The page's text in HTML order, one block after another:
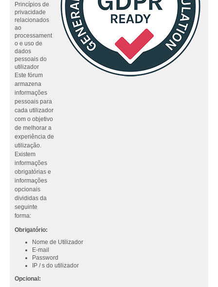
Princípios de
privacidade
relacionados
ao
processament
o e uso de
dados
pessoais do
utilizador
Este fórum
armazena
informações
pessoais para
cada utilizador
com o objetivo
de melhorar a
experiência de
utilização.
Existem
informações
obrigatórias e
informações
opcionais
divididas da
seguinte
forma:
Obrigatório:
Nome de Utilizador
E-mail
Password
IP / s do utilizador
Opcional: